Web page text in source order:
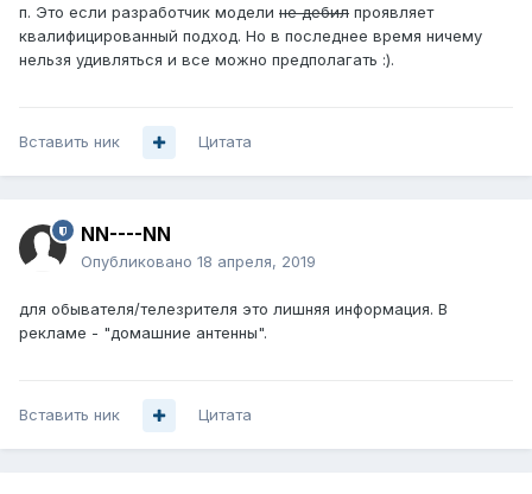
п. Это если разработчик модели не дебил проявляет
квалифицированный подход. Но в последнее время ничему
нельзя удивляться и все можно предполагать :).
Вставить ник Цитата
NN----NN
Опубликовано 18 апреля, 2019
для обывателя/телезрителя это лишняя информация. В
рекламе - "домашние антенны".
Вставить ник Цитата